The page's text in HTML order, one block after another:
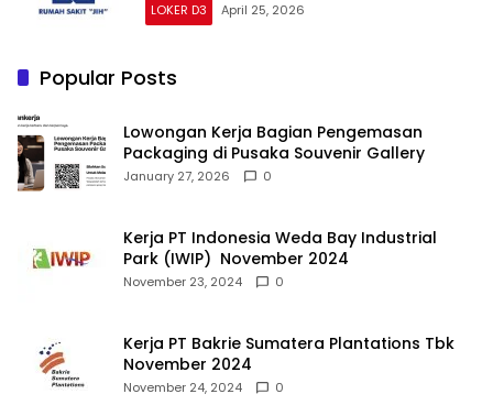
LOKER D3 April 25, 2026
Popular Posts
Lowongan Kerja Bagian Pengemasan
Packaging di Pusaka Souvenir Gallery
January 27, 2026 0
Kerja PT Indonesia Weda Bay Industrial
Park (IWIP) November 2024
November 23, 2024 0
Kerja PT Bakrie Sumatera Plantations Tbk
November 2024
November 24, 2024 0